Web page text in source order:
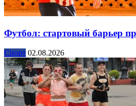
Футбол: стартовый барьер
Спорт 02.08.2026